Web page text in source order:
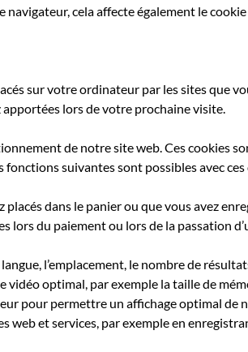
cela affecte également le
sur votre ordinateur par les sites que
lors de votre prochaine visite.
de notre site web. Ces cookies
suivantes sont possibles avec ces
dans le panier ou que vous avez
lors du paiement ou lors de la passation
l’emplacement, le nombre de
vidéo optimal, par exemple la taille de
pour permettre un affichage optimal de
web et services, par exemple en